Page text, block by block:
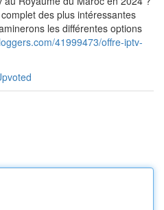
des plus intéressantes
les différentes options
41999473/offre-iptv-